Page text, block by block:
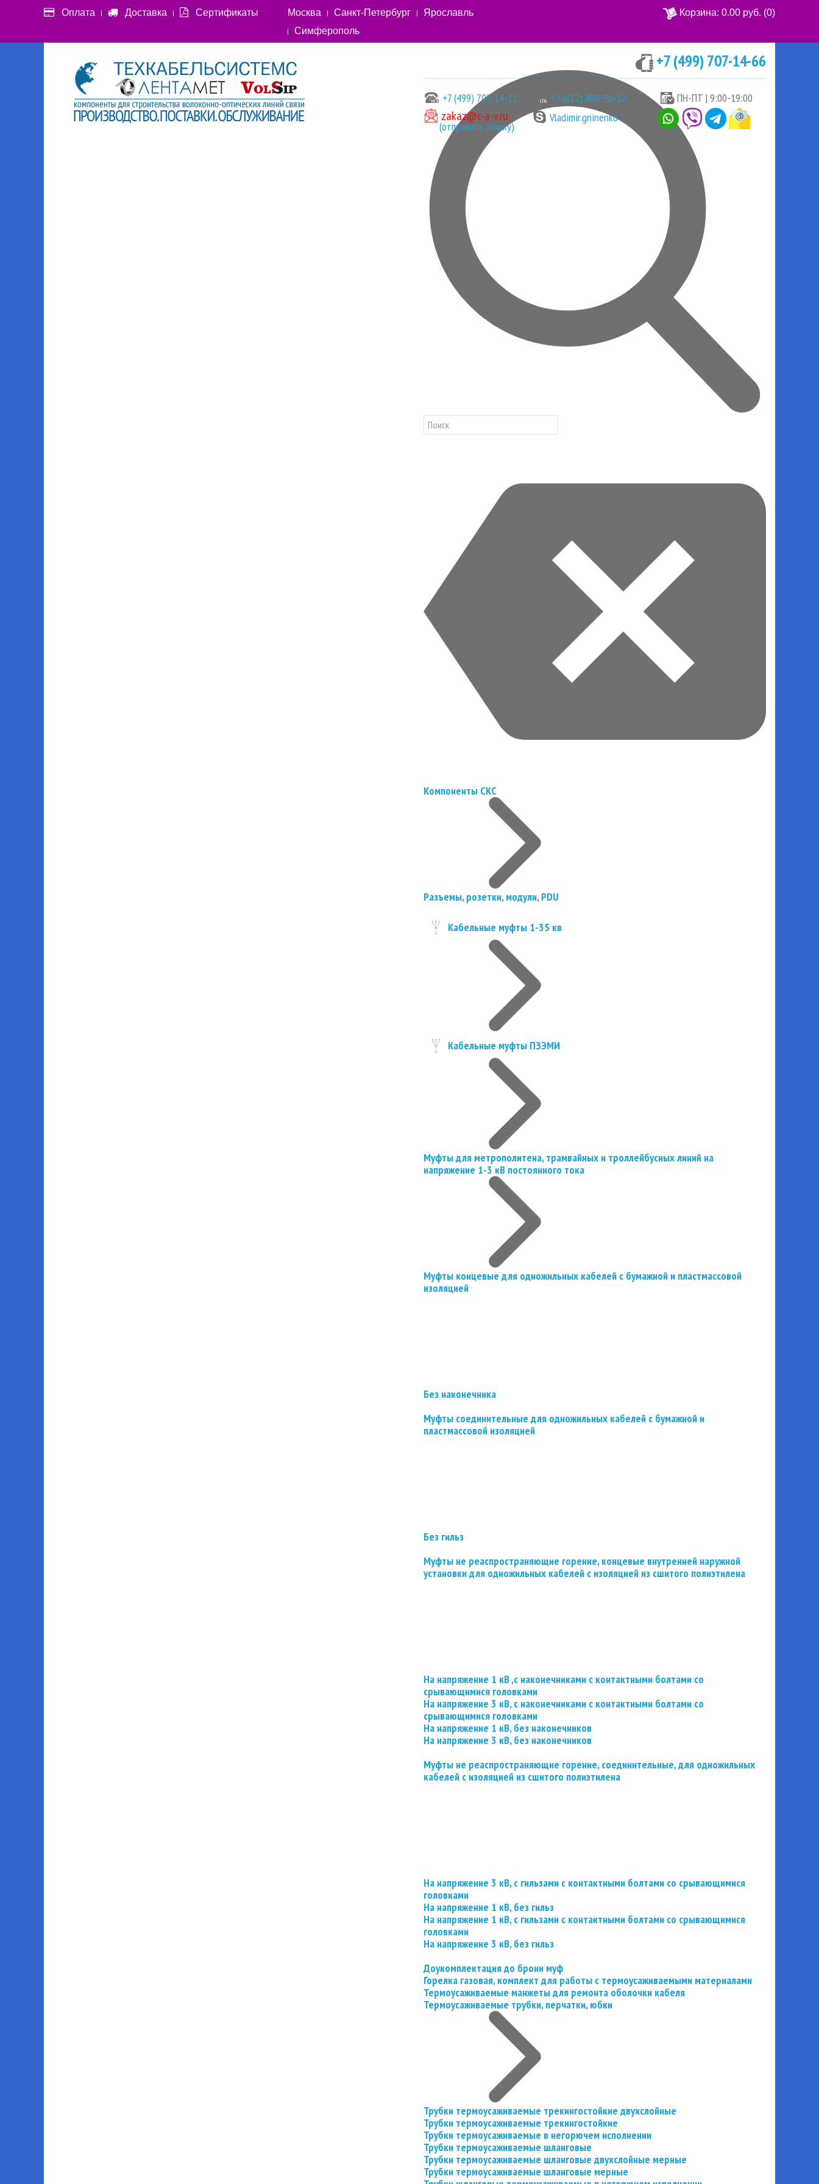
Оплата Доставка Сертификаты Москва Санкт-Петербург
Ярославль
Симферополь
Корзина: 0.00 руб. (0)
+7 (499) 707-14-66
+7 (499) 707-14-11 +7 (812) 409-96-57 ПН-ПТ | 9:00-19:00
zakaz@c-a-v.ru
(отправить заявку)
Vladimir.gninenko
Компоненты СКС
Разъемы, розетки, модули, PDU
Кабельные муфты 1-35 кв
Кабельные муфты ПЗЭМИ
Муфты для метрополитена, трамвайных и троллейбусных линий на
напряжение 1-3 кВ постоянного тока
Муфты концевые для одножильных кабелей с бумажной и пластмассовой
изоляцией
Без наконечника
Муфты соединительные для одножильных кабелей с бумажной и
пластмассовой изоляцией
Без гильз
Муфты не реаспространяющие горение, концевые внутренней наружной
установки для одножильных кабелей с изоляцией из сшитого полиэтилена
На напряжение 1 кВ ,с наконечниками с контактными болтами со
срывающимися головками
На напряжение 3 кВ, с наконечниками с контактными болтами со
срывающимися головками
На напряжение 1 кВ, без наконечников
На напряжение 3 кВ, без наконечников
Муфты не реаспространяющие горение, соединительные, для одножильных
кабелей с изоляцией из сшитого полиэтилена
На напряжение 3 кВ, с гильзами с контактными болтами со срывающимися
головками
На напряжение 1 кВ, без гильз
На напряжение 1 кВ, с гильзами с контактными болтами со срывающимися
головками
На напряжение 3 кВ, без гильз
Доукомплектация до брони муф
Горелка газовая, комплект для работы с термоусаживаемыми материалами
Термоусаживаемые манжеты для ремонта оболочки кабеля
Термоусаживаемые трубки, перчатки, юбки
Трубки термоусаживаемые трекингостойкие двухслойные
Трубки термоусаживаемые трекингостойкие
Трубки термоусаживаемые в негорючем исполнении
Трубки термоусаживаемые шланговые
Трубки термоусаживаемые шланговые двухслойные мерные
Трубки термоусаживаемые шланговые мерные